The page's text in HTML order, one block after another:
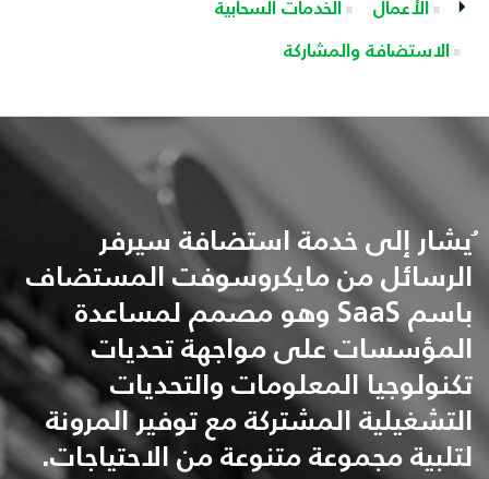
الأعمال
الخدمات السحابية
الاستضافة والمشاركة
يُشار إلى خدمة استضافة سيرفر
الرسائل من مايكروسوفت المستضاف
باسم SaaS وهو مصمم لمساعدة
المؤسسات على مواجهة تحديات
تكنولوجيا المعلومات والتحديات
التشغيلية المشتركة مع توفير المرونة
لتلبية مجموعة متنوعة من الاحتياجات.